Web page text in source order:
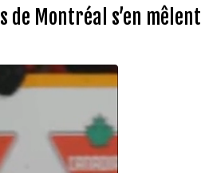
de Montréal s’en mêlent